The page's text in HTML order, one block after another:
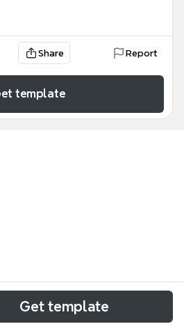
Share Report
template
维导图模板提供了一个关于个人
框架，涵盖了从社会角色到物
Get template